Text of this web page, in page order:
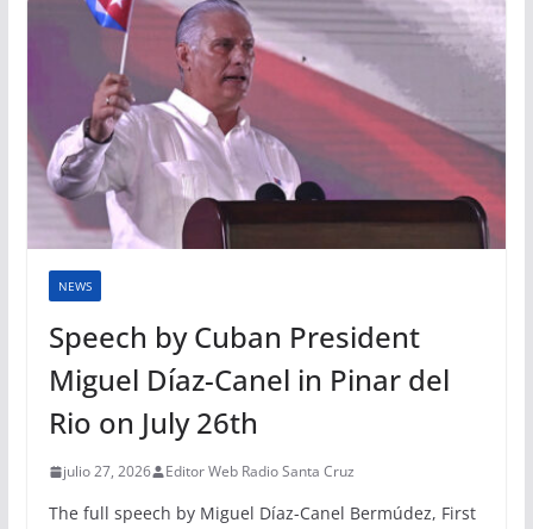
NEWS
Speech by Cuban President
Miguel Díaz-Canel in Pinar del
Rio on July 26th
julio 27, 2026 Editor Web Radio Santa Cruz
The full speech by Miguel Díaz-Canel Bermúdez, First